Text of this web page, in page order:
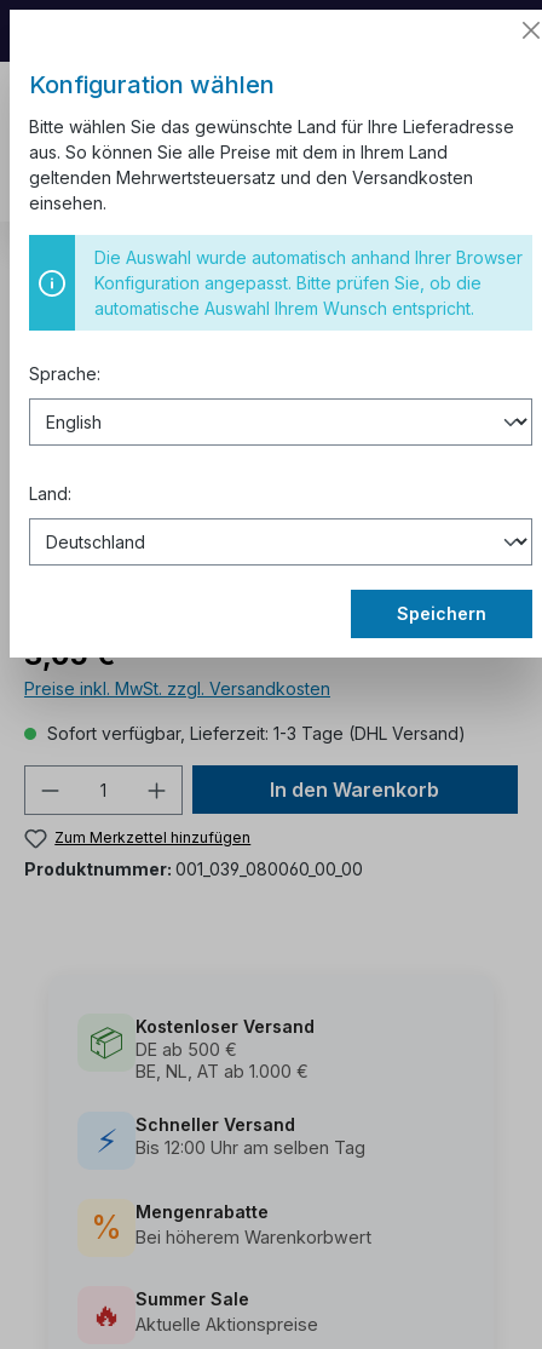
Kabelkanal Weiß Ecken Innenecke
Eckverbinder 80x60 Innenecke
3,05 €*
Preise inkl. MwSt. zzgl. Versandkosten
Sofort verfügbar, Lieferzeit: 1-3 Tage (DHL Versand)
In den Warenkorb
Zum Merkzettel hinzufügen
Produktnummer: 001_039_080060_00_00
📦
Kostenloser Versand
DE ab 500 €
BE, NL, AT ab 1.000 €
⚡
Schneller Versand
Bis 12:00 Uhr am selben Tag
%
Mengenrabatte
Bei höherem Warenkorbwert
🔥
Summer Sale
Aktuelle Aktionspreise
Konfiguration wählen
Bitte wählen Sie das gewünschte Land für Ihre Lieferadresse
aus. So können Sie alle Preise mit dem in Ihrem Land
geltenden Mehrwertsteuersatz und den Versandkosten
einsehen.
Die Auswahl wurde automatisch anhand Ihrer Browser
Konfiguration angepasst. Bitte prüfen Sie, ob die
automatische Auswahl Ihrem Wunsch entspricht.
Sprache:
Land:
Speichern